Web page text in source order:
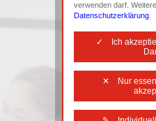
verwenden darf.
Datenschutzerklärung
✓ Ich
✕ Nur